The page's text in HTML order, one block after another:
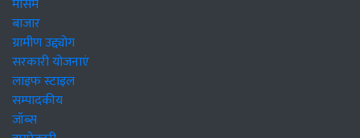
बाजार
ग्रामीण उद्द्योग
सरकारी योजनाएं
लाइफ स्टाइल
सम्पादकीय
जॉब्स